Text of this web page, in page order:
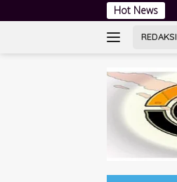
ke
Hot News
REDAKSI